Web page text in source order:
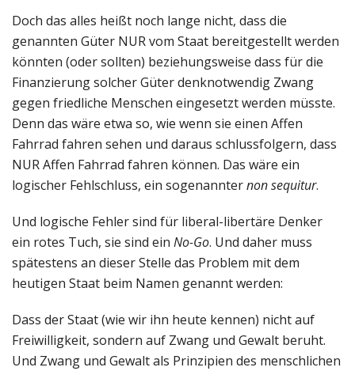
Doch das alles heißt noch lange nicht, dass die
genannten Güter NUR vom Staat bereitgestellt werden
könnten (oder sollten) beziehungsweise dass für die
Finanzierung solcher Güter denknotwendig Zwang
gegen friedliche Menschen eingesetzt werden müsste.
Denn das wäre etwa so, wie wenn sie einen Affen
Fahrrad fahren sehen und daraus schlussfolgern, dass
NUR Affen Fahrrad fahren können. Das wäre ein
logischer Fehlschluss, ein sogenannternon sequitur.
Und logische Fehler sind für liberal-libertäre Denker
ein rotes Tuch, sie sind ein No-Go. Und daher muss
spätestens an dieser Stelle das Problem mit dem
heutigen Staat beim Namen genannt werden:
Dass der Staat (wie wir ihn heute kennen) nicht auf
Freiwilligkeit, sondern auf Zwang und Gewalt beruht.
Und Zwang und Gewalt als Prinzipien des menschlichen